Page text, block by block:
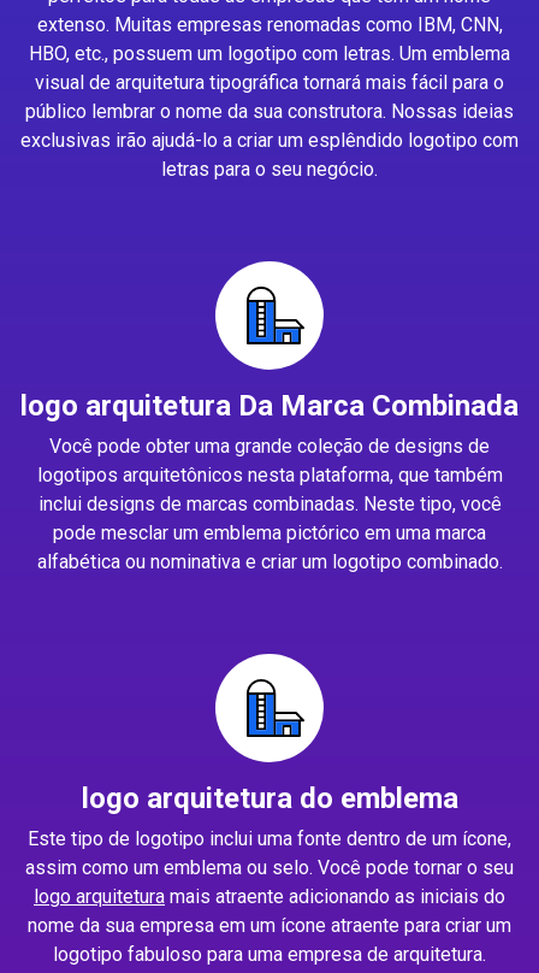
extenso. Muitas empresas renomadas como IBM, CNN,
HBO, etc., possuem um logotipo com letras. Um emblema
visual de arquitetura tipográfica tornará mais fácil para o
público lembrar o nome da sua construtora. Nossas ideias
exclusivas irão ajudá-lo a criar um esplêndido logotipo com
letras para o seu negócio.
logo arquitetura Da Marca Combinada
Você pode obter uma grande coleção de designs de
logotipos arquitetônicos nesta plataforma, que também
inclui designs de marcas combinadas. Neste tipo, você
pode mesclar um emblema pictórico em uma marca
alfabética ou nominativa e criar um logotipo combinado.
logo arquitetura do emblema
Este tipo de logotipo inclui uma fonte dentro de um ícone,
assim como um emblema ou selo. Você pode tornar o seu
logo arquitetura mais atraente adicionando as iniciais do
nome da sua empresa em um ícone atraente para criar um
logotipo fabuloso para uma empresa de arquitetura.